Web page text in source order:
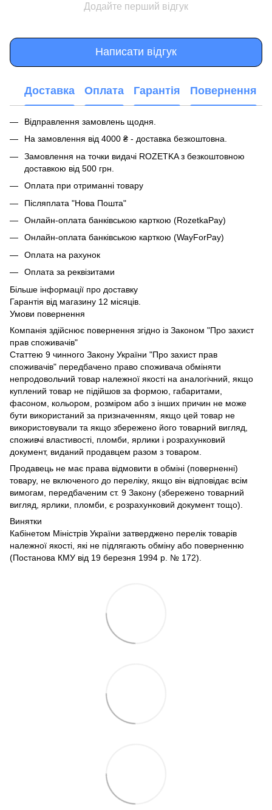
Додайте перший відгук
Написати відгук
Доставка Оплата Гарантія Повернення
Відправлення замовлень щодня.
На замовлення від 4000 ₴ - доставка безкоштовна.
Замовлення на точки видачі ROZETKA з безкоштовною
доставкою від 500 грн.
Оплата при отриманні товару
Післяплата "Нова Пошта"
Онлайн-оплата банківською карткою (RozetkaPay)
Онлайн-оплата банківською карткою (WayForPay)
Оплата на рахунок
Оплата за реквізитами
Більше інформації про доставку
Гарантія від магазину 12 місяців.
Умови повернення
Компанія здійснює повернення згідно із Законом "Про захист
прав споживачів"
Статтею 9 чинного Закону України "Про захист прав
споживачів" передбачено право споживача обміняти
непродовольчий товар належної якості на аналогічний, якщо
куплений товар не підійшов за формою, габаритами,
фасоном, кольором, розміром або з інших причин не може
бути використаний за призначенням, якщо цей товар не
використовували та якщо збережено його товарний вигляд,
споживчі властивості, пломби, ярлики і розрахунковий
документ, виданий продавцем разом з товаром.
Продавець не має права відмовити в обміні (поверненні)
товару, не включеного до переліку, якщо він відповідає всім
вимогам, передбаченим ст. 9 Закону (збережено товарний
вигляд, ярлики, пломби, є розрахунковий документ тощо).
Винятки
Кабінетом Міністрів України затверджено перелік товарів
належної якості, які не підлягають обміну або поверненню
(Постанова КМУ від 19 березня 1994 р. № 172).